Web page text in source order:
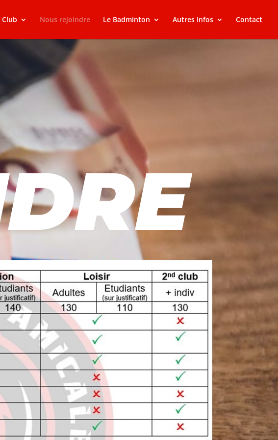
Club Nous rejoindre Le Badminton Autres Infos Contact